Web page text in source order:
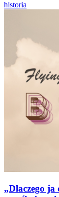
historia
„Dlaczego ja